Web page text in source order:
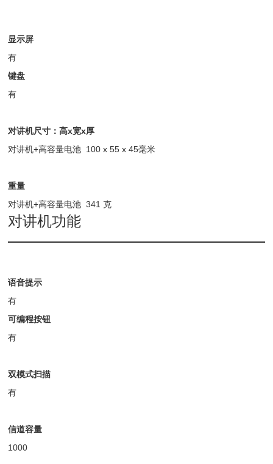
显示屏
有
键盘
有
对讲机尺寸：高x宽x厚
对讲机+高容量电池 100 x 55 x 45毫米
重量
对讲机+高容量电池 341 克
对讲机功能
语音提示
有
可编程按钮
有
双模式扫描
有
信道容量
1000